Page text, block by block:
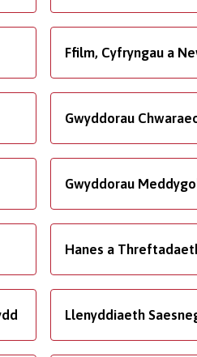
Ffilm, Cyfryngau a
Gwyddorau
Gwyddorau
Hanes a
Llenyddiaeth